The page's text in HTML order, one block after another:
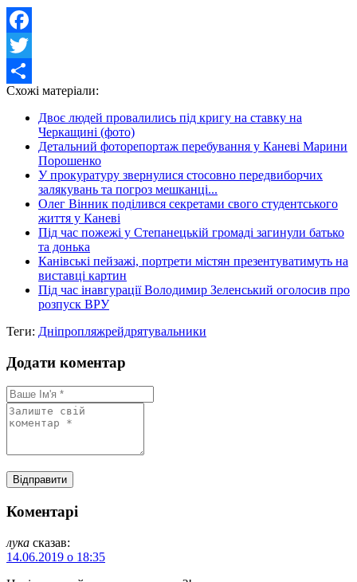
Facebook
Twitter
Share
Схожі матеріали:
Двоє людей провалились під кригу на ставку на
Черкащині (фото)
Детальний фоторепортаж перебування у Каневі Марини
Порошенко
У прокуратуру звернулися стосовно передвиборчих
залякувань та погроз мешканці...
Олег Вінник поділився секретами свого студентського
життя у Каневі
Під час пожежі у Степанецькій громаді загинули батько
та донька
Канівські пейзажі, портрети містян презентуватимуть на
виставці картин
Під час інавгурації Володимир Зеленський оголосив про
розпуск ВРУ
Теги: Дніпропляжрейдрятувальники
Додати коментар
Коментарі
лука сказав:
14.06.2019 о 18:35